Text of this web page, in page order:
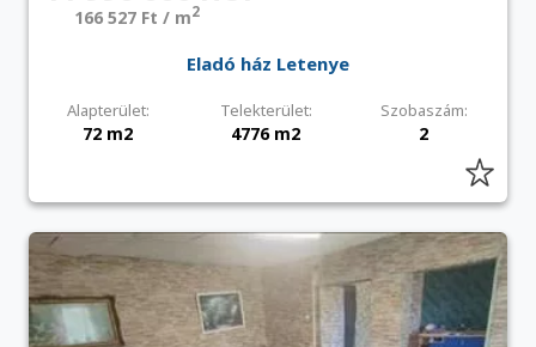
166 527 Ft / m2
Eladó ház Letenye
Alapterület: Telekterület: Szobaszám:
72 m2 4776 m2 2